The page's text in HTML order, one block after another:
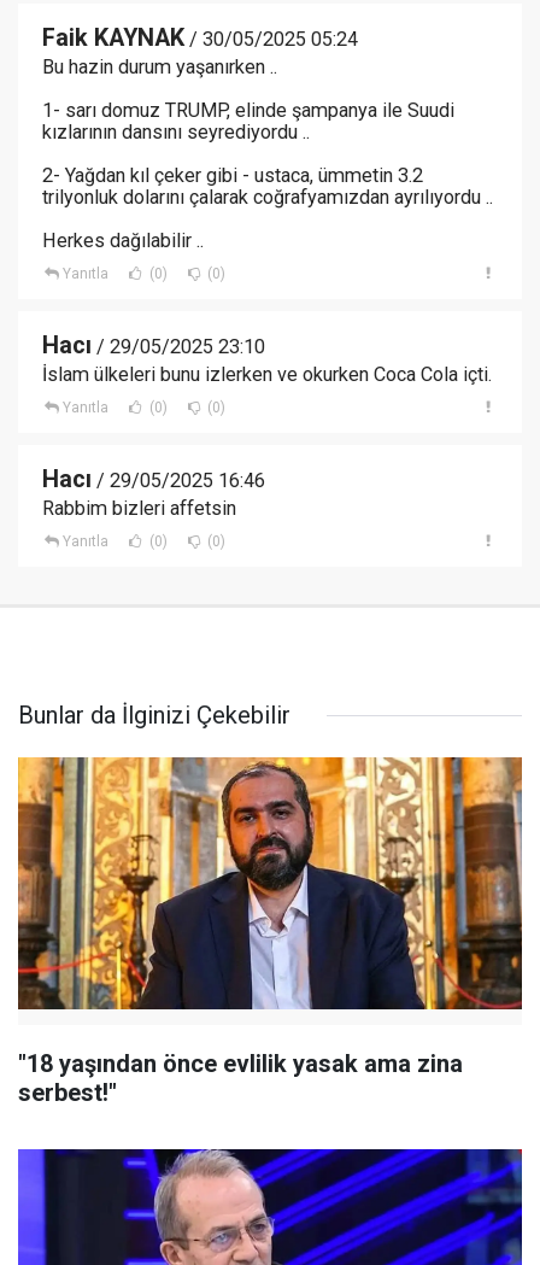
Faik KAYNAK/ 30/05/2025 05:24
Bu hazin durum yaşanırken ..
1- sarı domuz TRUMP, elinde şampanya ile Suudi
kızlarının dansını seyrediyordu ..
2- Yağdan kıl çeker gibi - ustaca, ümmetin 3.2
trilyonluk dolarını çalarak coğrafyamızdan ayrılıyordu ..
Herkes dağılabilir ..
Yanıtla (0) (0)
Hacı / 29/05/2025 23:10
İslam ülkeleri bunu izlerken ve okurken Coca Cola içti.
Yanıtla (0) (0)
Hacı / 29/05/2025 16:46
Rabbim bizleri affetsin
Yanıtla (0) (0)
Bunlar da İlginizi Çekebilir
"18 yaşından önce evlilik yasak ama zina
serbest!"